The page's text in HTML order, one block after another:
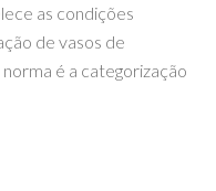
as condições
de vasos de
é a categorização